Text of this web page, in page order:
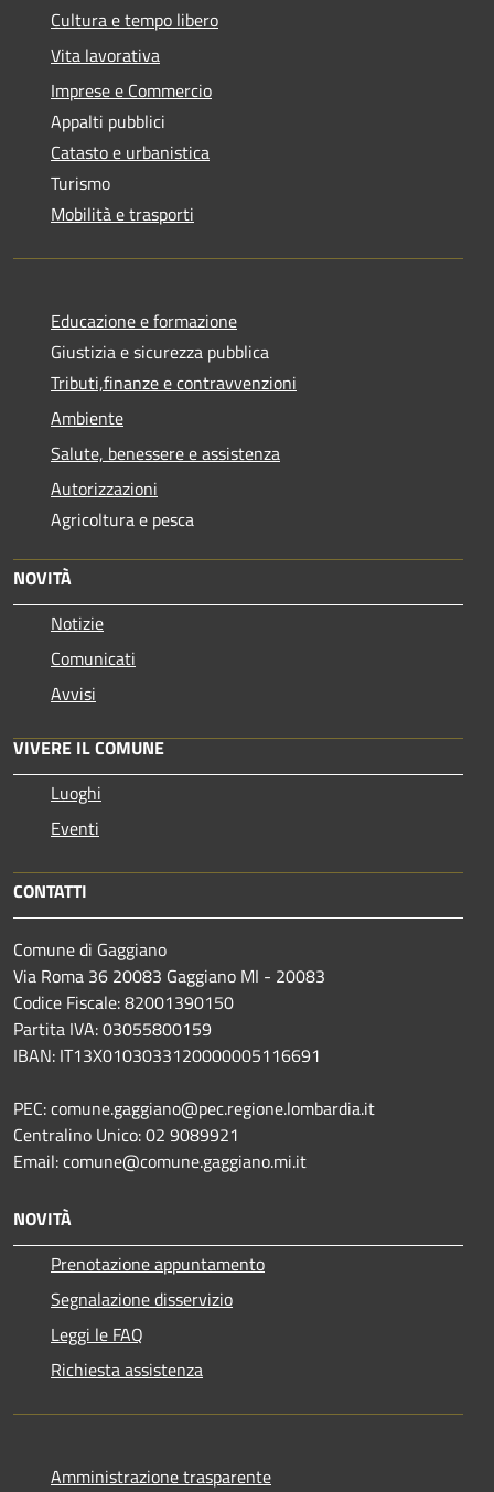
Cultura e tempo libero
Vita lavorativa
Imprese e Commercio
Appalti pubblici
Catasto e urbanistica
Turismo
Mobilità e trasporti
Educazione e formazione
Giustizia e sicurezza pubblica
Tributi,finanze e contravvenzioni
Ambiente
Salute, benessere e assistenza
Autorizzazioni
Agricoltura e pesca
NOVITÀ
Notizie
Comunicati
Avvisi
VIVERE IL COMUNE
Luoghi
Eventi
CONTATTI
Comune di Gaggiano
Via Roma 36 20083 Gaggiano MI - 20083
Codice Fiscale: 82001390150
Partita IVA: 03055800159
IBAN: IT13X0103033120000005116691
PEC: comune.gaggiano@pec.regione.lombardia.it
Centralino Unico: 02 9089921
Email: comune@comune.gaggiano.mi.it
NOVITÀ
Prenotazione appuntamento
Segnalazione disservizio
Leggi le FAQ
Richiesta assistenza
Amministrazione trasparente